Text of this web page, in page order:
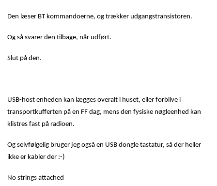
Den læser BT kommandoerne, og trækker udgangstransistoren.
Og så svarer den tilbage, når udført.
Slut på den.
USB-host enheden kan lægges overalt i huset, eller forblive i
transportkufferten på en FF dag, mens den fysiske nøgleenhed kan
klistres fast på radioen.
Og selvfølgelig bruger jeg også en USB dongle tastatur, så der heller
ikke er kabler der :-)
No strings attached